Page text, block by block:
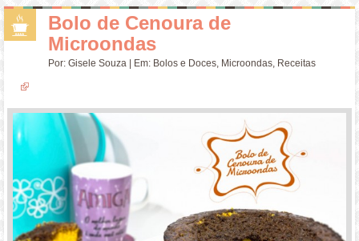
Bolo de Cenoura de
Microondas
Por:Gisele Souza | Em: Bolos e Doces, Microondas, Receitas